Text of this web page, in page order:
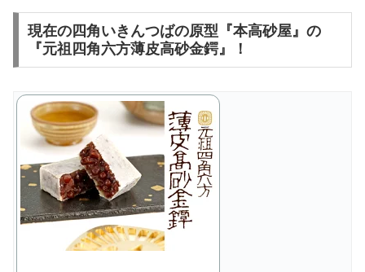
現在の四角いきんつばの原型『本高砂屋』の
『元祖四角六方薄皮高砂金鍔』！